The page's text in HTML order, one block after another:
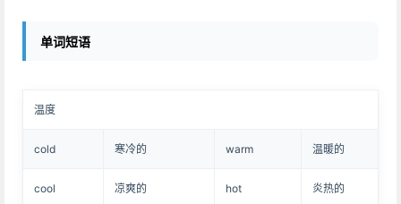
单词短语
温度
cold 寒冷的 warm 温暖的
cool 凉爽的 hot 炎热的